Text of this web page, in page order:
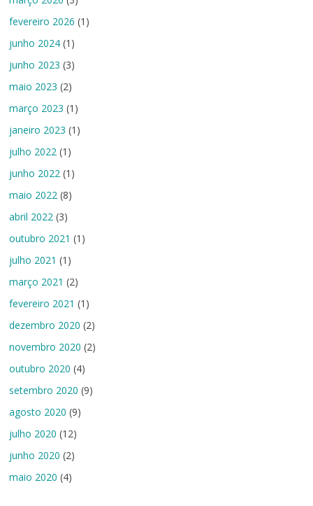
fevereiro 2026 (1)
junho 2024 (1)
junho 2023 (3)
maio 2023 (2)
março 2023 (1)
janeiro 2023 (1)
julho 2022 (1)
junho 2022 (1)
maio 2022 (8)
abril 2022 (3)
outubro 2021 (1)
julho 2021 (1)
março 2021 (2)
fevereiro 2021 (1)
dezembro 2020 (2)
novembro 2020 (2)
outubro 2020 (4)
setembro 2020 (9)
agosto 2020 (9)
julho 2020 (12)
junho 2020 (2)
maio 2020 (4)